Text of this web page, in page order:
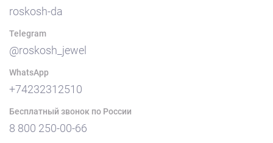
roskosh-da
Telegram
@roskosh_jewel
WhatsApp
+74232312510
Бесплатный звонок по России
8 800 250-00-66